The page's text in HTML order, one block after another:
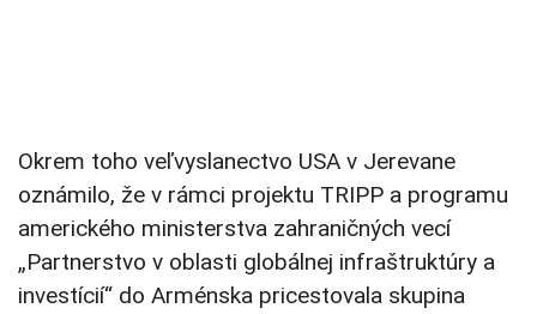
Okrem toho veľvyslanectvo USA v Jerevane
oznámilo, že v rámci projektu TRIPP a programu
amerického ministerstva zahraničných vecí
„Partnerstvo v oblasti globálnej infraštruktúry a
investícií“ do Arménska pricestovala skupina